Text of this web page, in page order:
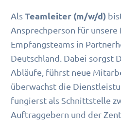
AlsTeamleiter (m/w/d)
Ansprechperson für
Empfangsteams in
Deutschland. Dabei sorgst
Abläufe, führst neue
überwachst die
fungierst als Schnittstelle
Auftraggebern und der